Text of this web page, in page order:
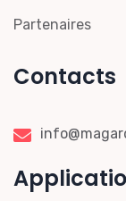
Partenaires
Contacts